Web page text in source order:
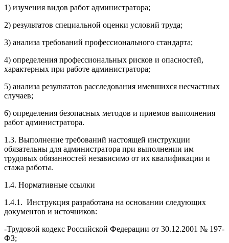
1) изучения видов работ администратора;
2) результатов специальной оценки условий труда;
3) анализа требований профессионального стандарта;
4) определения профессиональных рисков и опасностей,
характерных при работе администратора;
5) анализа результатов расследования имевшихся несчастных
случаев;
6) определения безопасных методов и приемов выполнения
работ администратора.
1.3. Выполнение требований настоящей инструкции
обязательны для администратора при выполнении им
трудовых обязанностей независимо от их квалификации и
стажа работы.
1.4. Нормативные ссылки
1.4.1. Инструкция разработана на основании следующих
документов и источников:
-Трудовой кодекс Российской Федерации от 30.12.2001 № 197-
ФЗ;